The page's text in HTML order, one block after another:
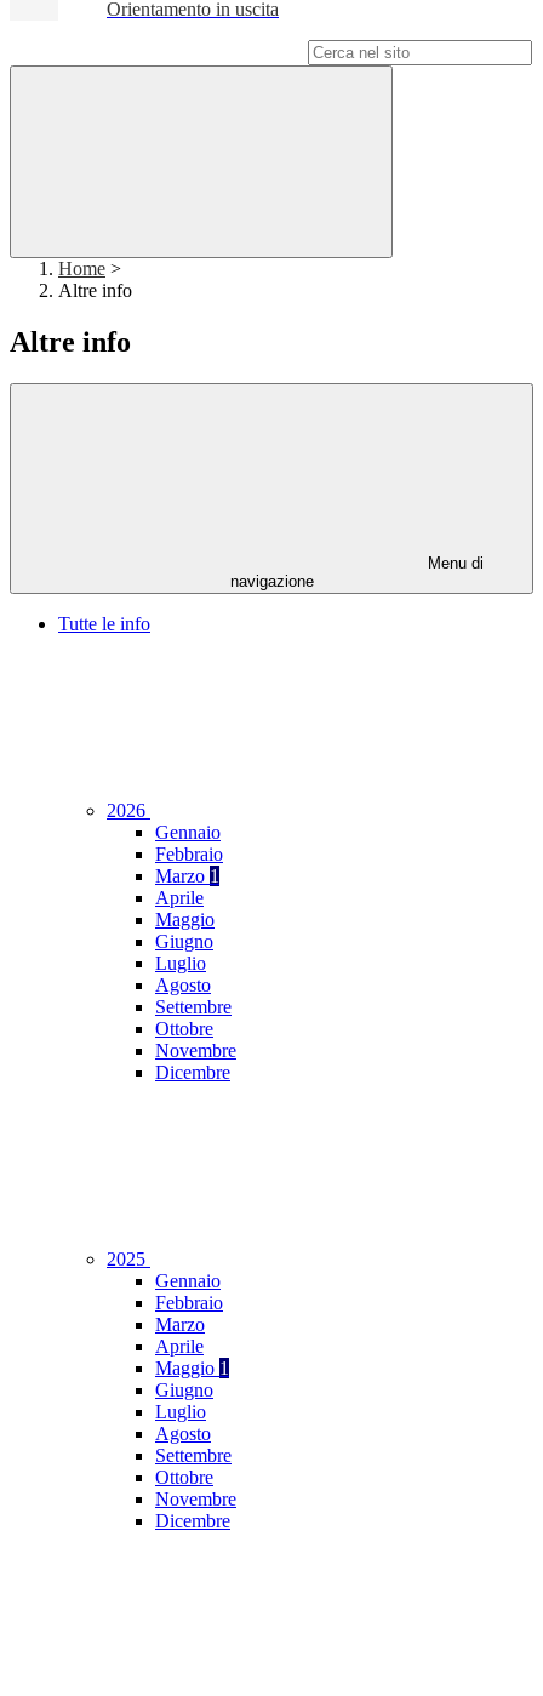
Orientamento in uscita
Home >
Altre info
Altre info
Menu di
navigazione
Tutte le info
2026
Gennaio
Febbraio
Marzo 1
Aprile
Maggio
Giugno
Luglio
Agosto
Settembre
Ottobre
Novembre
Dicembre
2025
Gennaio
Febbraio
Marzo
Aprile
Maggio 1
Giugno
Luglio
Agosto
Settembre
Ottobre
Novembre
Dicembre